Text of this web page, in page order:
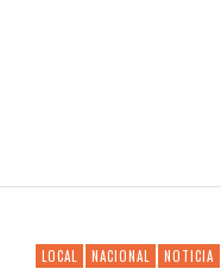
LOCAL NACIONAL NOTICIA